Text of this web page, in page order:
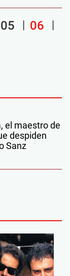
05
06
el maestro de
despiden
Sanz